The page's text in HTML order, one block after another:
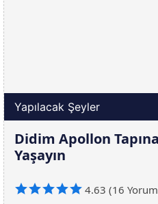
Yapılacak Şeyler
Didim Apollon
Yaşayın
4.63 (16